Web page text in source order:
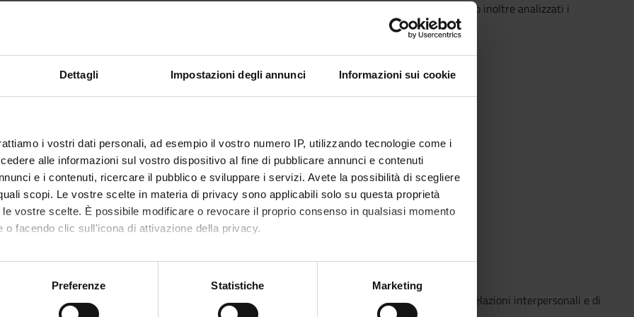
Dettagli Impostazioni degli annunci Informazioni sui cookie
i vostri dati personali, ad esempio il vostro numero IP, utilizzando tecnologie come i
alle informazioni sul vostro dispositivo al fine di pubblicare annunci e contenuti
e i contenuti, ricercare il pubblico e sviluppare i servizi. Avete la possibilità di scegliere
scopi. Le vostre scelte in materia di privacy sono applicabili solo su questa proprietà
vostre scelte. È possibile modificare o revocare il proprio consenso in qualsiasi momento
o facendo clic sull'icona di attivazione della privacy.
anche:
sulla tua posizione geografica, con un'approssimazione di qualche metro,
Preferenze Statistiche Marketing
del PEI con particolare riferimento alla costruzione e alla gestione delle relazione educativa. Saranno inoltre analizzati i
violente delle relazioni in contesti istituzionali coercitivi reali o simulati.
in particolare i seguenti argomenti:
processi psicologici
al minore , il contenimento
dei conflitti,
Prigioni della mente. Relazioni di oppressione e resistenza, Einaudi, Torino
sociale dell’aggressività, Il Mulino, Bologna
applicazione, relativi all’approccio psico-sociale, della teoria dell’attaccamento allo studio delle relazioni interpersonali e di